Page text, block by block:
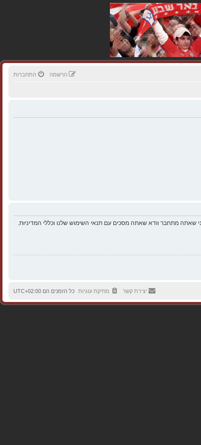
התחברות הרשמה
מתחבר וודא שאתה מסכים עם תנאי השימוש שלנו וכללי המדיניות.
כל הזמנים הם UTC+02:00 מחיקת עוגיות יצירת קשר